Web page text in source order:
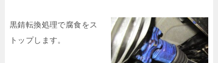
黒錆転換処理で腐食をス
トップします。